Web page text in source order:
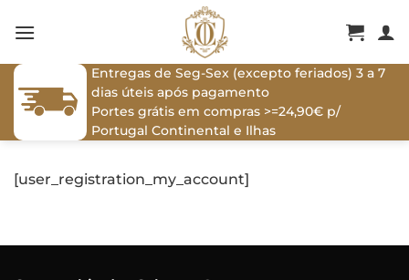
Entregas de Seg-Sex (excepto feriados) 3 a 7
dias úteis após pagamento
Portes grátis em compras >=24,90€ p/
Portugal Continental e Ilhas
[user_registration_my_account]